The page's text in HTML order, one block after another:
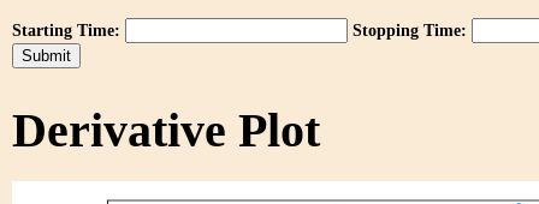
Starting Time: Stopping Time:
Derivative Plot